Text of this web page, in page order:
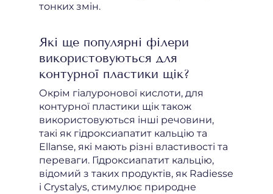
тонких змін.
Які ще популярні філери
використовуються для
контурної пластики щік?
Окрім гіалуронової кислоти, для
контурної пластики щік також
використовуються інші речовини,
такі як гідроксиапатит кальцію та
Ellanse, які мають різні властивості та
переваги. Гідроксиапатит кальцію,
відомий з таких продуктів, як Radiesse
і Crystalys, стимулює природне